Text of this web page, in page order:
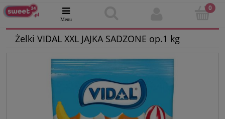
Żelki VIDAL XXL JAJKA SADZONE op.1 kg